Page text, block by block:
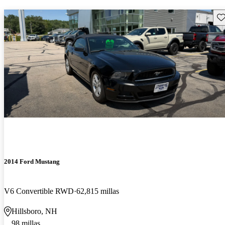
2014 Ford Mustang
V6 Convertible RWD 62,815 millas
Hillsboro, NH